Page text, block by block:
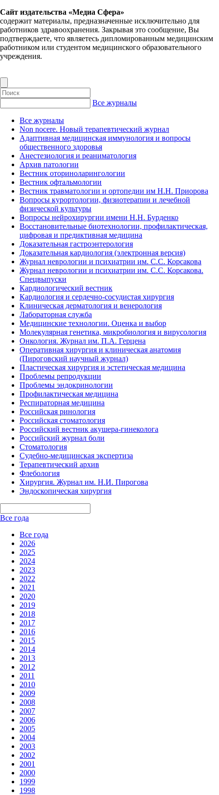
Сайт издательства «Медиа Сфера»
содержит материалы, предназначенные исключительно для
работников здравоохранения. Закрывая это сообщение, Вы
подтверждаете, что являетесь дипломированным медицинским
работником или студентом медицинского образовательного
учреждения.
Все журналы
Все журналы
Non nocere. Новый терапевтический журнал
Адаптивная медицинская иммунология и вопросы
общественного здоровья
Анестезиология и реаниматология
Архив патологии
Вестник оториноларингологии
Вестник офтальмологии
Вестник травматологии и ортопедии им Н.Н. Приорова
Вопросы курортологии, физиотерапии и лечебной
физической культуры
Вопросы нейрохирургии имени Н.Н. Бурденко
Восстановительные биотехнологии, профилактическая,
цифровая и предиктивная медицина
Доказательная гастроэнтерология
Доказательная кардиология (электронная версия)
Журнал неврологии и психиатрии им. С.С. Корсакова
Журнал неврологии и психиатрии им. С.С. Корсакова.
Спецвыпуски
Кардиологический вестник
Кардиология и сердечно-сосудистая хирургия
Клиническая дерматология и венерология
Лабораторная служба
Медицинские технологии. Оценка и выбор
Молекулярная генетика, микробиология и вирусология
Онкология. Журнал им. П.А. Герцена
Оперативная хирургия и клиническая анатомия
(Пироговский научный журнал)
Пластическая хирургия и эстетическая медицина
Проблемы репродукции
Проблемы эндокринологии
Профилактическая медицина
Респираторная медицина
Российская ринология
Российская стоматология
Российский вестник акушера-гинеколога
Российский журнал боли
Стоматология
Судебно-медицинская экспертиза
Терапевтический архив
Флебология
Хирургия. Журнал им. Н.И. Пирогова
Эндоскопическая хирургия
Все года
Все года
2026
2025
2024
2023
2022
2021
2020
2019
2018
2017
2016
2015
2014
2013
2012
2011
2010
2009
2008
2007
2006
2005
2004
2003
2002
2001
2000
1999
1998